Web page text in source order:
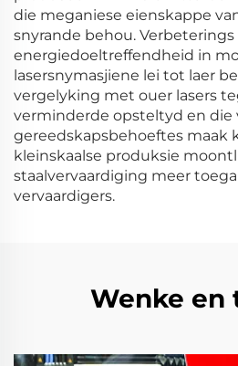
die meganiese eienskappe
snyrande behou. Verbeterings
energiedoeltreffendheid in
lasersnymasjiene lei tot laer
vergelyking met ouer lasers
verminderde opsteltyd en die
gereedskapsbehoeftes maak
kleinskaalse produksie
staalvervaardiging meer
vervaardigers.
Wenke en